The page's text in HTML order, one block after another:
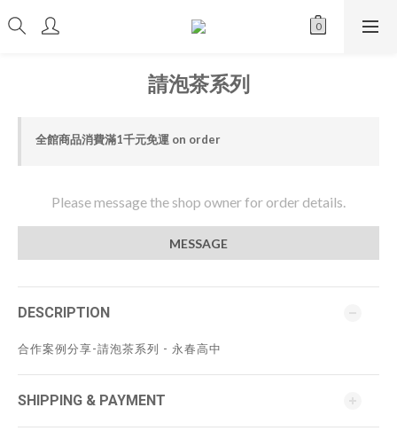
請泡茶系列
全館商品消費滿1千元免運 on order
Please message the shop owner for order details.
MESSAGE
DESCRIPTION
合作案例分享-請泡茶系列 - 永春高中
SHIPPING & PAYMENT